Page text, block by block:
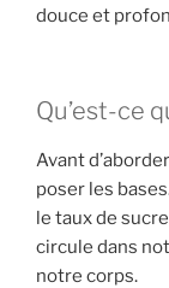
douce et
Qu’est-ce
Avant
poser les
le taux de
circule dans
notre corps.